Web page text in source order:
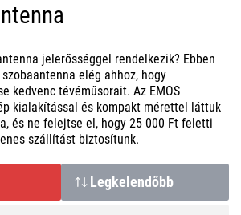
jelerősséggel rendelkezik? Ebben
elég ahhoz, hogy
kedvenc tévéműsorait. Az EMOS
kialakítással és kompakt mérettel láttuk
és ne felejtse el, hogy 25 000 Ft feletti
szállítást biztosítunk.
Legkelendőbb